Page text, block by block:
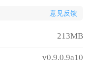
意见反馈
213MB
v0.9.0.9a10